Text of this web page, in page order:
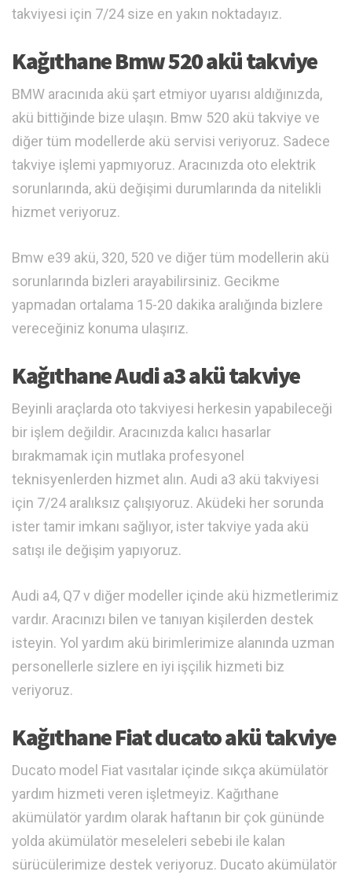
takviyesi için 7/24 size en yakın noktadayız.
Kağıthane Bmw 520 akü takviye
BMW aracınıda akü şart etmiyor uyarısı aldığınızda,
akü bittiğinde bize ulaşın. Bmw 520 akü takviye ve
diğer tüm modellerde akü servisi veriyoruz. Sadece
takviye işlemi yapmıyoruz. Aracınızda oto elektrik
sorunlarında, akü değişimi durumlarında da nitelikli
hizmet veriyoruz.
Bmw e39 akü, 320, 520 ve diğer tüm modellerin akü
sorunlarında bizleri arayabilirsiniz. Gecikme
yapmadan ortalama 15-20 dakika aralığında bizlere
vereceğiniz konuma ulaşırız.
Kağıthane Audi a3 akü takviye
Beyinli araçlarda oto takviyesi herkesin yapabileceği
bir işlem değildir. Aracınızda kalıcı hasarlar
bırakmamak için mutlaka profesyonel
teknisyenlerden hizmet alın. Audi a3 akü takviyesi
için 7/24 aralıksız çalışıyoruz. Aküdeki her sorunda
ister tamir imkanı sağlıyor, ister takviye yada akü
satışı ile değişim yapıyoruz.
Audi a4, Q7 v diğer modeller içinde akü hizmetlerimiz
vardır. Aracınızı bilen ve tanıyan kişilerden destek
isteyin. Yol yardım akü birimlerimize alanında uzman
personellerle sizlere en iyi işçilik hizmeti biz
veriyoruz.
Kağıthane Fiat ducato akü takviye
Ducato model Fiat vasıtalar içinde sıkça akümülatör
yardım hizmeti veren işletmeyiz. Kağıthane
akümülatör yardım olarak haftanın bir çok gününde
yolda akümülatör meseleleri sebebi ile kalan
sürücülerimize destek veriyoruz. Ducato akümülatör